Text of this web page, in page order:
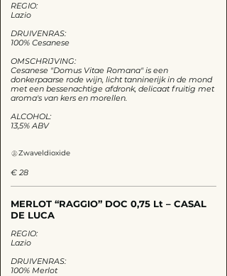
REGIO:
Lazio
DRUIVENRAS:
100% Cesanese
OMSCHRIJVING:
Cesanese "Domus Vitae Romana" is een
donkerpaarse rode wijn, licht tanninerijk in de mond
met een bessenachtige afdronk, delicaat fruitig met
aroma's van kers en morellen.
ALCOHOL:
13,5% ABV
€ 28
Zwaveldioxide
MERLOT “RAGGIO” DOC 0,75 Lt – CASAL
DE LUCA
REGIO:
Lazio
DRUIVENRAS:
100% Merlot